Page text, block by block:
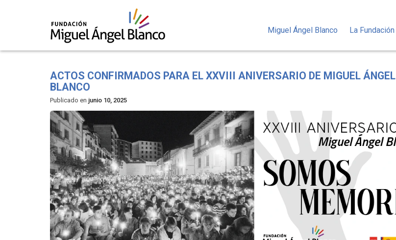
Miguel Ángel Blanco La Fundación
ACTOS CONFIRMADOS PARA EL XXVIII ANIVERSARIO DE MIGUEL ÁNGEL
BLANCO
Publicado en junio 10, 2025